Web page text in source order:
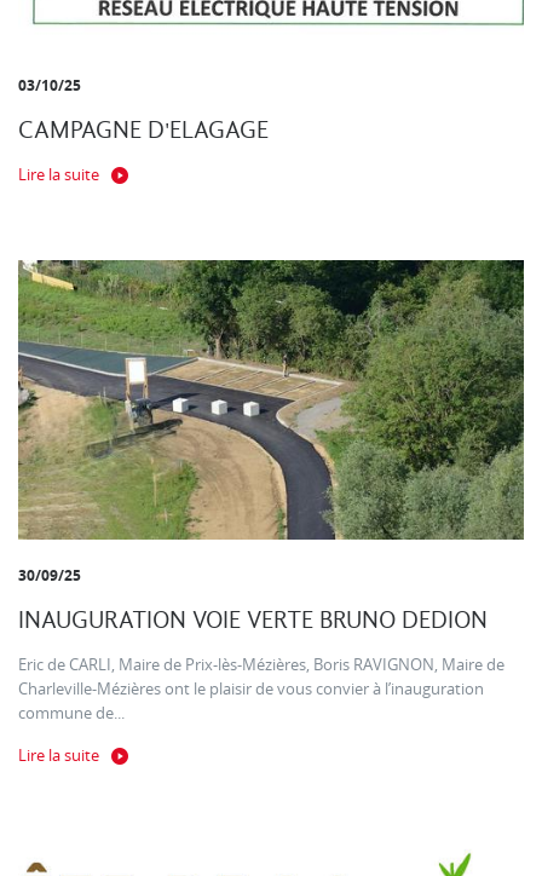
03/10/25
CAMPAGNE D'ELAGAGE
Lire la suite
30/09/25
INAUGURATION VOIE VERTE BRUNO DEDION
Eric de CARLI, Maire de Prix-lès-Mézières, Boris RAVIGNON, Maire de
Charleville-Mézières ont le plaisir de vous convier à l’inauguration
commune de...
Lire la suite